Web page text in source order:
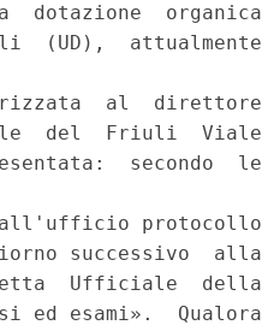
dotazione  organica
(UD),  attualmente
al  direttore
del  Friuli  Viale
secondo  le
protocollo
successivo  alla
Ufficiale  della
ed esami».  Qualora